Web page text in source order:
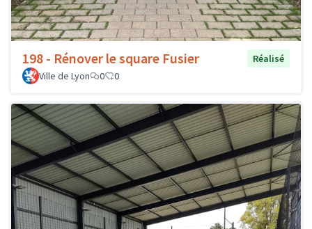
198 - Rénover le square Fusier
Réalisé
Ville de Lyon
0 0